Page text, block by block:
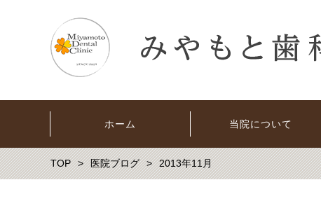
ホーム 当院について
TOP 医院ブログ 2013年11月